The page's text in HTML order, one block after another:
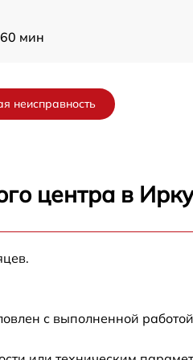
мин
мин
мин
неисправность
центра в
с выполненной